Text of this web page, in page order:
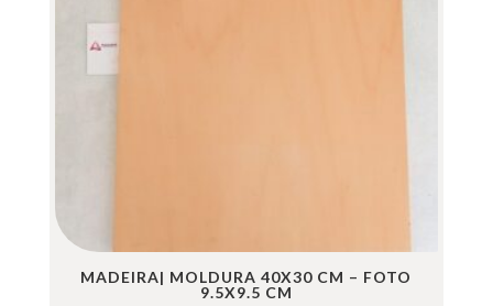
MADEIRA| MOLDURA 40X30 CM – FOTO
9.5X9.5 CM